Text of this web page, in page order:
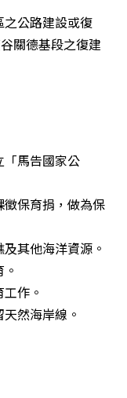
之公路建設或復
關德基段之復建
「馬告國家公
保育捐，做為保
其他海洋資源。
作。
然海岸線。